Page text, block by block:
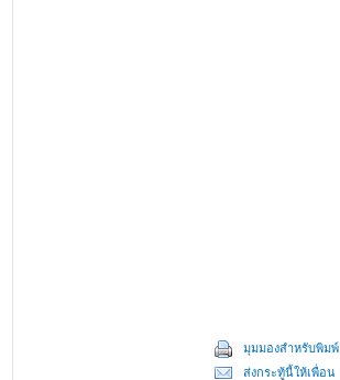
มุมมองสำหรับพิมพ์
ส่งกระทู้นี้ให้เพื่อน